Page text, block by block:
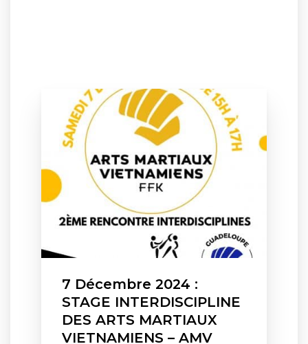
7 Décembre 2024 :
STAGE INTERDISCIPLINE
DES ARTS MARTIAUX
VIETNAMIENS – AMV